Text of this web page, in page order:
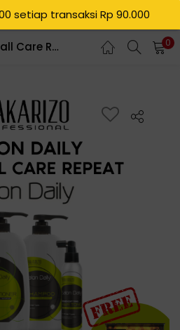
Salon Daily Hair Fall Care Repeat 0
setiap transaksi Rp 90.000